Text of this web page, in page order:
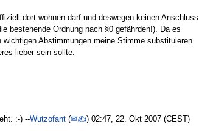
dort wohnen darf und deswegen keinen Anschluss
bestehende Ordnung nach §0 gefährden!). Da es
Abstimmungen meine Stimme substituieren
lieber sein sollte.
:-) --Wutzofant (✉✍) 02:47, 22. Okt 2007 (CEST)